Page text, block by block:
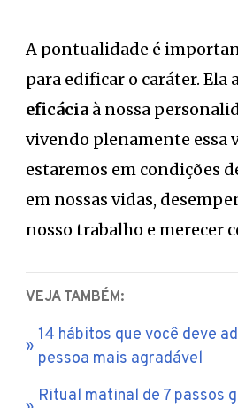
A pontualidade é
para edificar o caráter. Ela
eficácia à nossa
vivendo plenamente essa
estaremos em condições
em nossas vidas,
nosso trabalho e merecer
VEJA TAMBÉM:
14 hábitos que você deve
pessoa mais agradável
Ritual matinal de 7 passos